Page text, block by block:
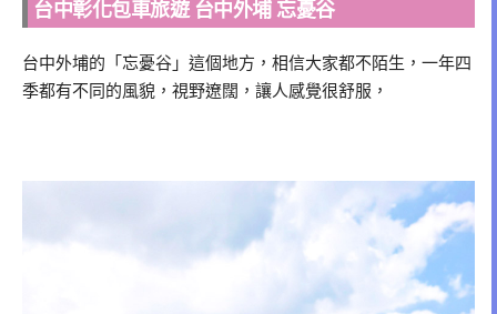
台中彰化包車旅遊 台中外埔 忘憂谷
台中外埔的「忘憂谷」這個地方，相信大家都不陌生，一年四
季都有不同的風貌，視野遼闊，讓人感覺很舒服，